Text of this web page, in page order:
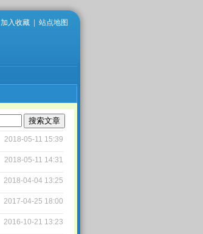
加入收藏 站点地图
2018-05-11 15:39
2018-05-11 14:31
2018-04-04 13:25
2017-04-25 18:00
2016-10-21 13:23